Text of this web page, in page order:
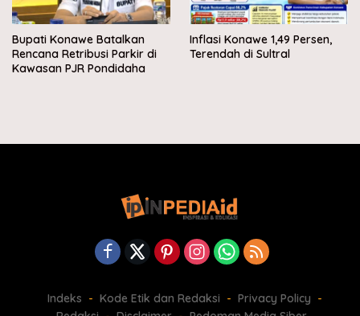
Bupati Konawe Batalkan
Rencana Retribusi Parkir di
Kawasan PJR Pondidaha
Inflasi Konawe 1,49 Persen,
Terendah di Sultral
Indeks Kode Etik dan Redaksi
Privacy Policy